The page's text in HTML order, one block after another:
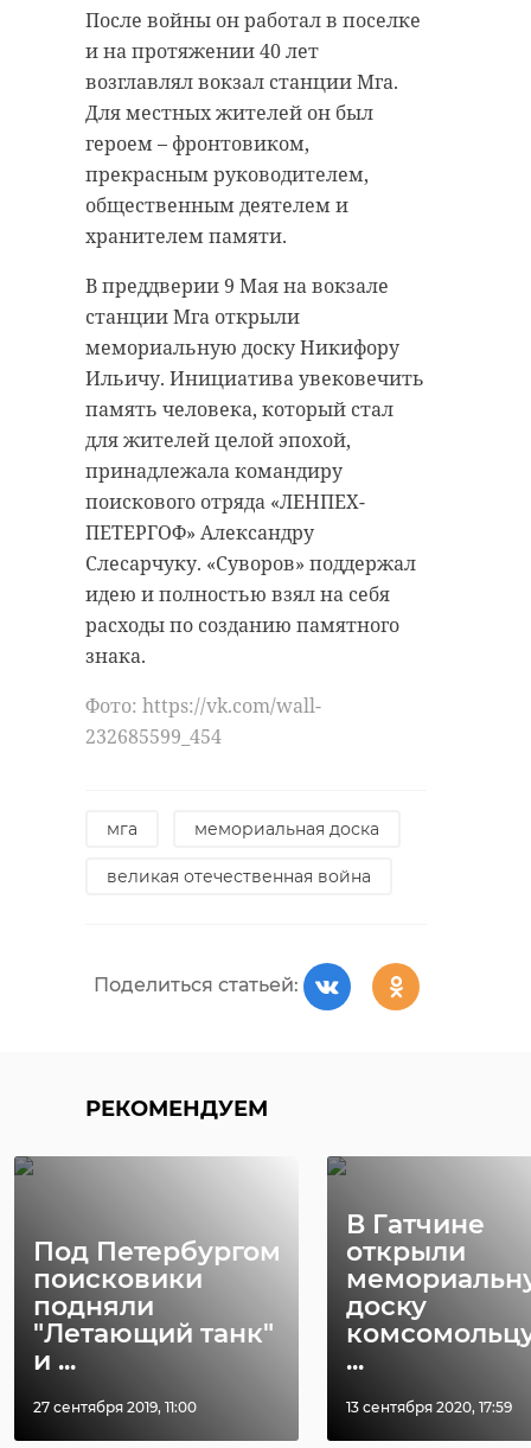
После войны он работал в поселке
и на протяжении 40 лет
возглавлял вокзал станции Мга.
Для местных жителей он был
героем – фронтовиком,
прекрасным руководителем,
общественным деятелем и
хранителем памяти.
В преддверии 9 Мая на вокзале
станции Мга открыли
мемориальную доску Никифору
Ильичу. Инициатива увековечить
память человека, который стал
для жителей целой эпохой,
принадлежала командиру
поискового отряда «ЛЕНПЕХ-
ПЕТЕРГОФ» Александру
Слесарчуку. «Суворов» поддержал
идею и полностью взял на себя
расходы по созданию памятного
знака.
Фото: https://vk.com/wall-
232685599_454
мга мемориальная доска
великая отечественная война
Поделиться статьей:
РЕКОМЕНДУЕМ
Под Петербургом
поисковики
подняли
"Летающий танк"
и ...
27 сентября 2019, 11:00
В Гатчине
открыли
доску
...
13 сентября 2020, 17:59
мотопробега направилась во
Всеволожский район. Участники
сделали несколько остановок – у
памятника "Полуторка", на
Ириновском захоронении "Стена
памяти" и в деревне Коккорево у
мемориала "Разорванное кольцо",
– где почтили память героев.
На финальной точке мотопробега
состоялось торжественное
мероприятие "Все вместе, плечом
к плечу!". Для гостей подготовили
театрализованную программу.
Участники почтили память
воинов минутой молчания и
возложили цветы к Вечному
огню.
делами, но тот, похоже, ещё не до
конца проснулся после зимнего
сна и ушёл в другую сторону.
Впрочем, спустя некоторое время
барсуки снова встретились и
вместе вернулись в нору. Биолог
отметил, что у семейства, судя по
кадрам фотоловушки, всё в
приозерский район
барсуки животные
Поделиться статьей: